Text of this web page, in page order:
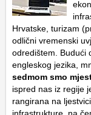
Hrvatske, turizam
odlični vremenski
odredištem. Budući
engleskog jezika,
sedmom smo
ispred nas iz regije
rangirana na